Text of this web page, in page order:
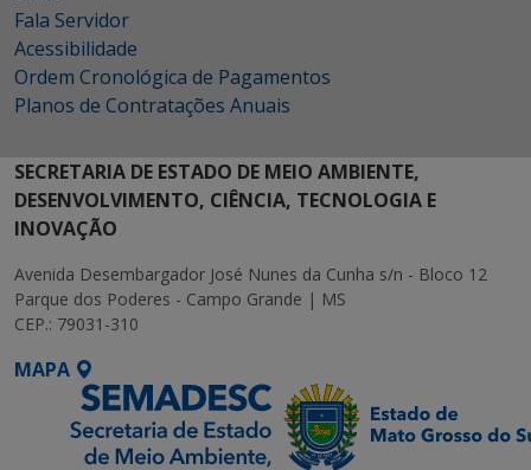
Fala Servidor
Acessibilidade
Ordem Cronológica de Pagamentos
Planos de Contratações Anuais
SECRETARIA DE ESTADO DE MEIO AMBIENTE,
DESENVOLVIMENTO, CIÊNCIA, TECNOLOGIA E
INOVAÇÃO
Avenida Desembargador José Nunes da Cunha s/n - Bloco 12
Parque dos Poderes - Campo Grande | MS
CEP.: 79031-310
MAPA